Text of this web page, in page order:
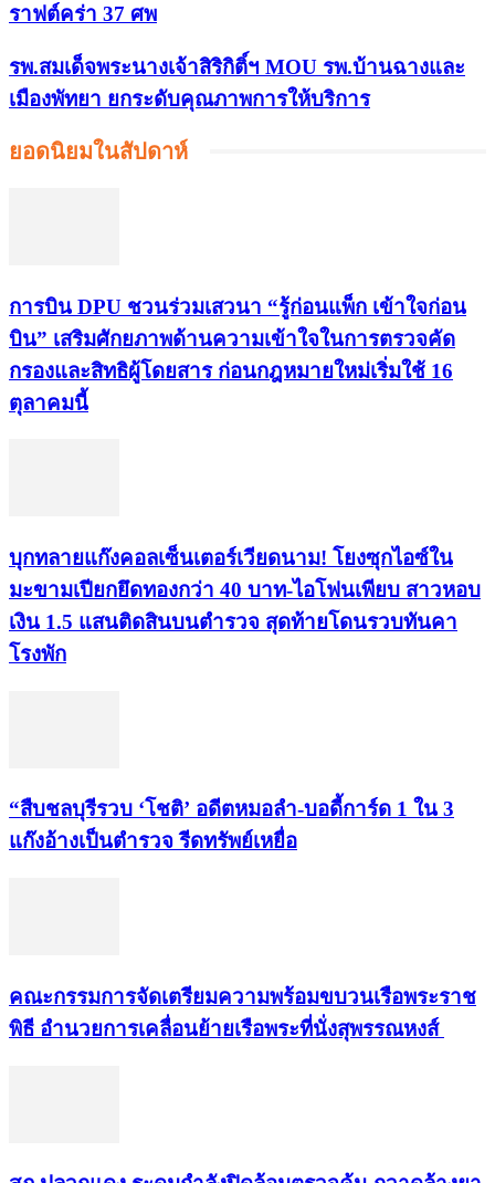
ราฟต์คร่า 37 ศพ
รพ.สมเด็จพระนางเจ้าสิริกิติ์ฯ MOU รพ.บ้านฉางและ
เมืองพัทยา ยกระดับคุณภาพการให้บริการ
ยอดนิยมในสัปดาห์
การบิน DPU ชวนร่วมเสวนา “รู้ก่อนแพ็ก เข้าใจก่อน
บิน” เสริมศักยภาพด้านความเข้าใจในการตรวจคัด
กรองและสิทธิผู้โดยสาร ก่อนกฎหมายใหม่เริ่มใช้ 16
ตุลาคมนี้
บุกทลายแก๊งคอลเซ็นเตอร์เวียดนาม! โยงซุกไอซ์ใน
มะขามเปียกยึดทองกว่า 40 บาท-ไอโฟนเพียบ สาวหอบ
เงิน 1.5 แสนติดสินบนตำรวจ สุดท้ายโดนรวบทันคา
โรงพัก
“สืบชลบุรีรวบ ‘โชติ’ อดีตหมอลำ-บอดี้การ์ด 1 ใน 3
แก๊งอ้างเป็นตำรวจ รีดทรัพย์เหยื่อ
คณะกรรมการจัดเตรียมความพร้อมขบวนเรือพระราช
พิธี อำนวยการเคลื่อนย้ายเรือพระที่นั่งสุพรรณหงส์